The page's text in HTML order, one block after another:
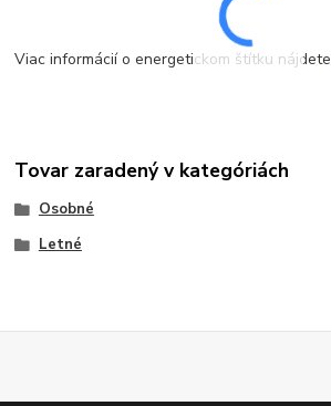
Viac informácií o energetickom štítku nájdete
Tovar zaradený v kategóriách
Osobné
Letné